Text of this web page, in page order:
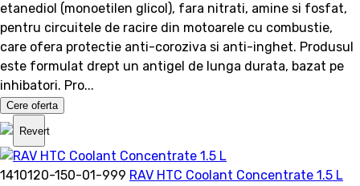
etanediol (monoetilen glicol), fara nitrati, amine si fosfat,
pentru circuitele de racire din motoarele cu combustie,
care ofera protectie anti-coroziva si anti-inghet. Produsul
este formulat drept un antigel de lunga durata, bazat pe
inhibatori. Pro...
Cere oferta
Revert
1410120-150-01-999 RAV HTC Coolant Concentrate 1.5 L